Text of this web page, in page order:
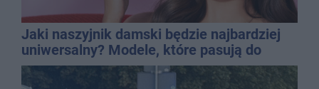
Jaki naszyjnik damski będzie najbardziej
uniwersalny? Modele, które pasują do
wielu stylizacji